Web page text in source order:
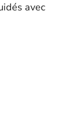
avec